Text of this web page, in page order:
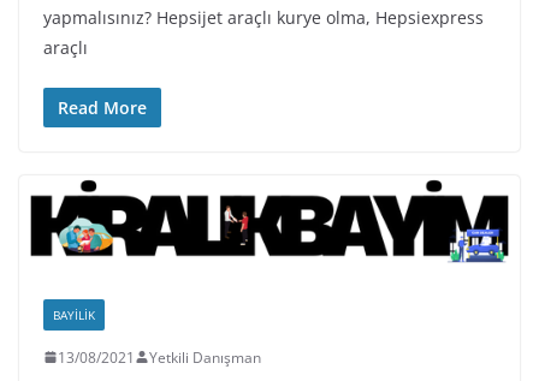
yapmalısınız? Hepsijet araçlı kurye olma, Hepsiexpress
araçlı
Read More
BAYILIK
13/08/2021 Yetkili Danışman